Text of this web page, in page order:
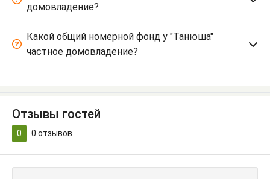
домовладение?
Какой общий номерной фонд у "Танюша"
частное домовладение?
Отзывы гостей
0 0 отзывов